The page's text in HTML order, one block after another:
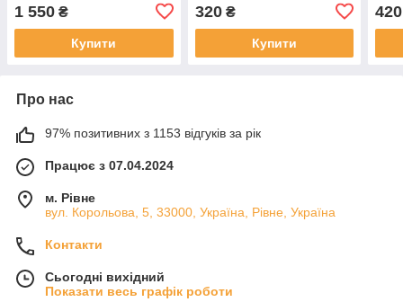
1 550 ₴
Купити
(дизель/вода)
320₴
Купити
420
Про нас
97% позитивних з 1153 відгуків за рік
Працює з 07.04.2024
м. Рівне
вул. Корольова, 5, 33000, Україна, Рівне, Україна
Контакти
Сьогодні вихідний
Показати весь графік роботи